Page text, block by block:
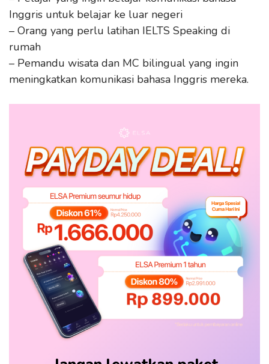
Inggris untuk belajar ke luar negeri
– Orang yang perlu latihan IELTS Speaking di
rumah
– Pemandu wisata dan MC bilingual yang ingin
meningkatkan komunikasi bahasa Inggris mereka.